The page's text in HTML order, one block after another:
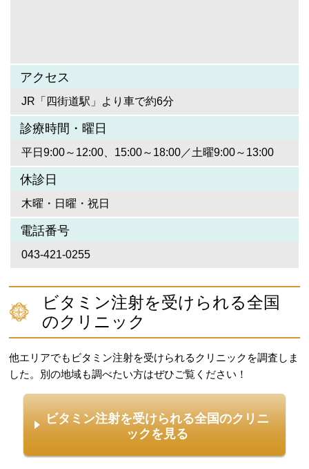
アクセス
JR「四街道駅」より車で約6分
診療時間・曜日
平日9:00～12:00、15:00～18:00／土曜9:00～13:00
休診日
木曜・日曜・祝日
電話番号
043-421-0255
ビタミン注射を受けられる全国
のクリニック
他エリアでもビタミン注射を受けられるクリニックを調査しま
した。別の地域も調べたい方はぜひご覧ください！
ビタミン注射を受けられる全国のクリニ
ックを見る